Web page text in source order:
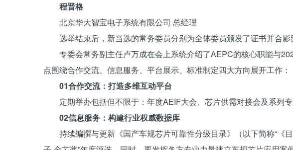
程晋格
北京华大智宝电子系统有限公司 总经理
选举结束后，新当选的常务委员分别为全体委员颁发了证书并合影
专委会常务副主任卢万成在会上系统介绍了AEPC的核心职能与
点围绕合作交流、信息服务、平台展示、标准制定四大方向展开工作：
01合作交流：打造多维互动平台
定期举办包括但不限于：年度AEIF大会、芯片供需对接会及系列专
02信息服务：构建行业权威数据库
持续编撰与更新《国产车规芯片可靠性分级目录》（以下简称“《